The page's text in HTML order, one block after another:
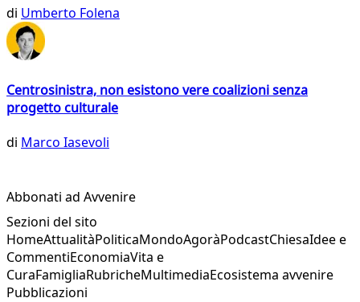
di Umberto Folena
Centrosinistra, non esistono vere coalizioni senza
progetto culturale
di Marco Iasevoli
Abbonati ad Avvenire
Sezioni del sito
HomeAttualitàPoliticaMondoAgoràPodcastChiesaIdee e
CommentiEconomiaVita e
CuraFamigliaRubricheMultimediaEcosistema avvenire
Pubblicazioni